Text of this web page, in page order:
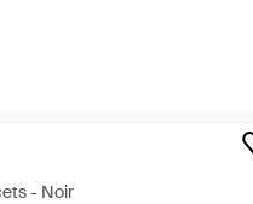
- Noir